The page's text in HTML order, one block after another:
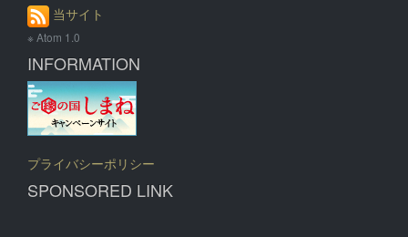
当サイト
※ Atom 1.0
INFORMATION
プライバシーポリシー
SPONSORED LINK